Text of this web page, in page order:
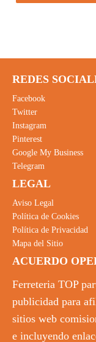
REDES
Facebook
Twitter
Instagram
Pinterest
Google My Business
Telegram
LEGAL
Aviso Legal
Política de Cookies
Política de Privacidad
Mapa del Sitio
ACUERDO
Ferreteria TOP
publicidad para
sitios web
e incluyendo